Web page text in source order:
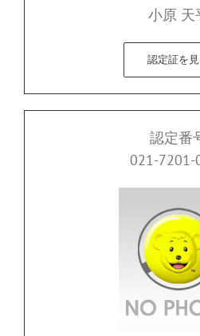
小原 天
認定証を
認定番
021-7201-